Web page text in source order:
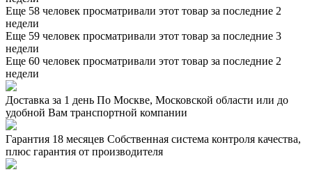
Еще 58 человек просматривали этот товар за последние 2
недели
Еще 59 человек просматривали этот товар за последние 3
недели
Еще 60 человек просматривали этот товар за последние 2
недели
Доставка за 1 день По Москве, Московской области или до
удобной Вам транспортной компании
Гарантия 18 месяцев Собственная система контроля качества,
плюс гарантия от производителя